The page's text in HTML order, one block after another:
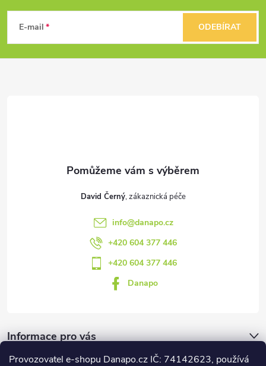
Provozovatel e-shopu Danapo.cz IČ: 74142623, používá
p
E-mail ODEBÍRAT
David Černý
info@danapo.cz
+420 604 377 446
+420 604 377 446
Danapo
Informace pro vás